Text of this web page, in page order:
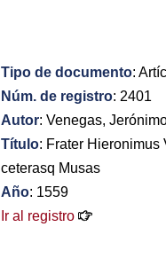
Tipo de documento:
Núm. de registro: 2401
Autor: Venegas,
Título: Frater Hieronimus
ceterasq Musas
Año: 1559
Ir al registro